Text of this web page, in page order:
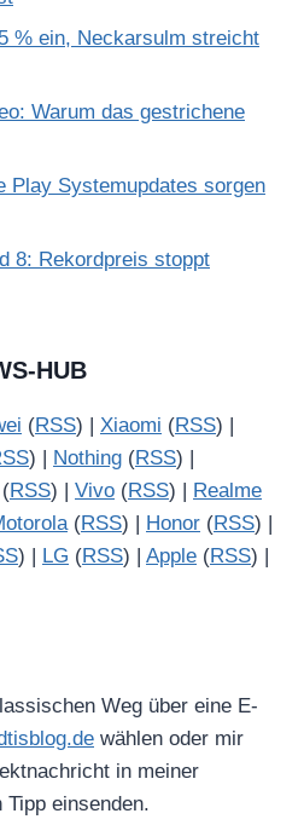
% ein, Neckarsulm streicht
Warum das gestrichene
Play Systemupdates sorgen
8: Rekordpreis stoppt
HUB
(RSS) | Xiaomi (RSS) |
) | Nothing (RSS) |
(RSS) | Vivo (RSS) |
Realme
(RSS) | Honor (RSS) |
) | LG (RSS) | Apple (RSS) |
Weg über eine E-
wählen oder mir
in meiner
Tipp einsenden.